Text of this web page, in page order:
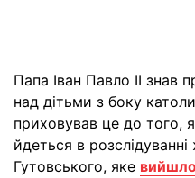
Папа Іван Павло II знав
над дітьми з боку
приховував це до того,
йдеться в
Гутовського, яке